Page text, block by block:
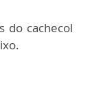
do cachecol